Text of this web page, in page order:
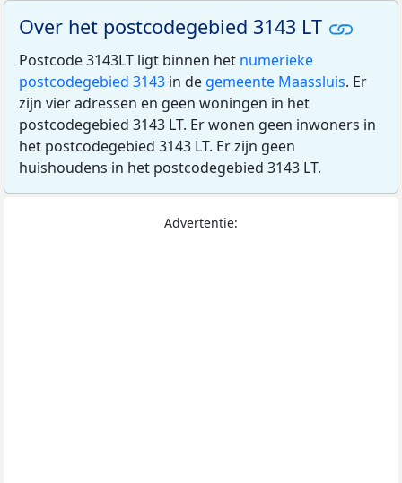
Over het postcodegebied 3143 LT
Postcode 3143LT ligt binnen het numerieke
postcodegebied 3143 in de gemeente Maassluis. Er
zijn vier adressen en geen woningen in het
postcodegebied 3143 LT. Er wonen geen inwoners in
het postcodegebied 3143 LT. Er zijn geen
huishoudens in het postcodegebied 3143 LT.
Advertentie: